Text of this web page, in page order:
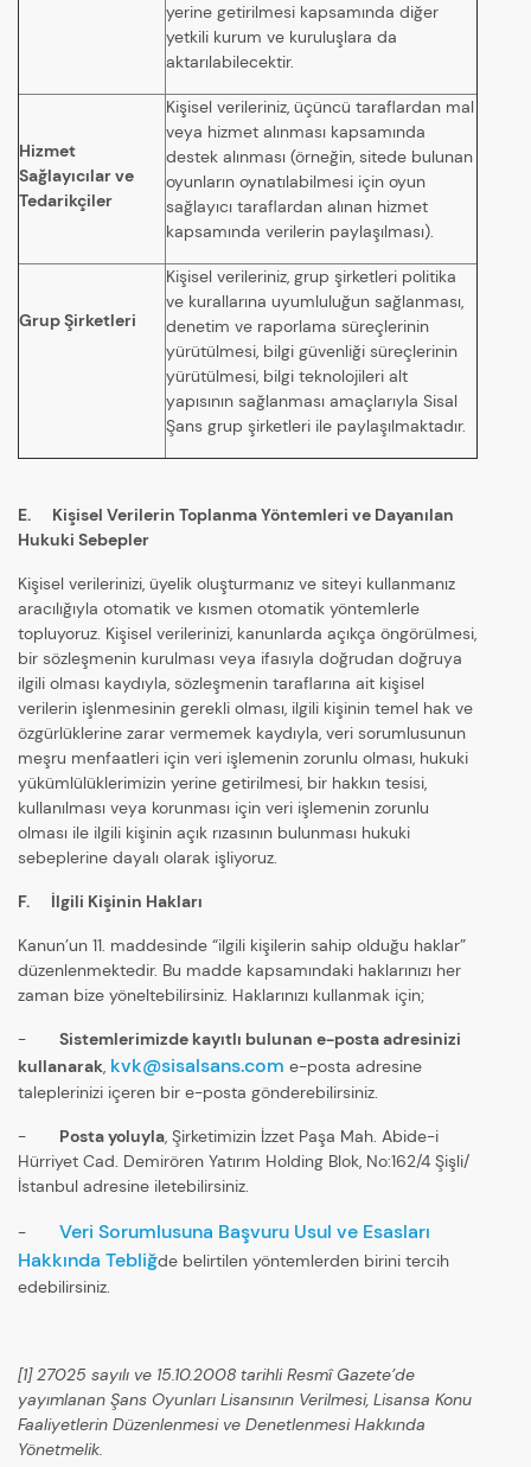
yerine getirilmesi kapsamında diğer
yetkili kurum ve kuruluşlara da
aktarılabilecektir.
Hizmet
Sağlayıcılar ve
Tedarikçiler
Kişisel verileriniz, üçüncü taraflardan mal
veya hizmet alınması kapsamında
destek alınması (örneğin, sitede bulunan
oyunların oynatılabilmesi için oyun
sağlayıcı taraflardan alınan hizmet
kapsamında verilerin paylaşılması).
Grup Şirketleri
Kişisel verileriniz, grup şirketleri politika
ve kurallarına uyumluluğun sağlanması,
denetim ve raporlama süreçlerinin
yürütülmesi, bilgi güvenliği süreçlerinin
yürütülmesi, bilgi teknolojileri alt
yapısının sağlanması amaçlarıyla Sisal
Şans grup şirketleri ile paylaşılmaktadır.
E. Kişisel Verilerin Toplanma Yöntemleri ve Dayanılan
Hukuki Sebepler
Kişisel verilerinizi, üyelik oluşturmanız ve siteyi kullanmanız
aracılığıyla otomatik ve kısmen otomatik yöntemlerle
topluyoruz. Kişisel verilerinizi, kanunlarda açıkça öngörülmesi,
bir sözleşmenin kurulması veya ifasıyla doğrudan doğruya
ilgili olması kaydıyla, sözleşmenin taraflarına ait kişisel
verilerin işlenmesinin gerekli olması, ilgili kişinin temel hak ve
özgürlüklerine zarar vermemek kaydıyla, veri sorumlusunun
meşru menfaatleri için veri işlemenin zorunlu olması, hukuki
yükümlülüklerimizin yerine getirilmesi, bir hakkın tesisi,
kullanılması veya korunması için veri işlemenin zorunlu
olması ile ilgili kişinin açık rızasının bulunması hukuki
sebeplerine dayalı olarak işliyoruz.
F. İlgili Kişinin Hakları
Kanun’un 11. maddesinde “ilgili kişilerin sahip olduğu haklar”
düzenlenmektedir. Bu madde kapsamındaki haklarınızı her
zaman bize yöneltebilirsiniz. Haklarınızı kullanmak için;
- Sistemlerimizde kayıtlı bulunan e-posta adresinizi
kullanarak, kvk@sisalsans.com e-posta adresine
taleplerinizi içeren bir e-posta gönderebilirsiniz.
- Posta yoluyla, Şirketimizin İzzet Paşa Mah. Abide-i
Hürriyet Cad. Demirören Yatırım Holding Blok, No:162/4 Şişli/
İstanbul adresine iletebilirsiniz.
- Veri Sorumlusuna Başvuru Usul ve Esasları
Hakkında Tebliğde belirtilen yöntemlerden birini tercih
edebilirsiniz.
[1] 27025 sayılı ve 15.10.2008 tarihli Resmî Gazete’de
yayımlanan Şans Oyunları Lisansının Verilmesi, Lisansa Konu
Faaliyetlerin Düzenlenmesi ve Denetlenmesi Hakkında
Yönetmelik.